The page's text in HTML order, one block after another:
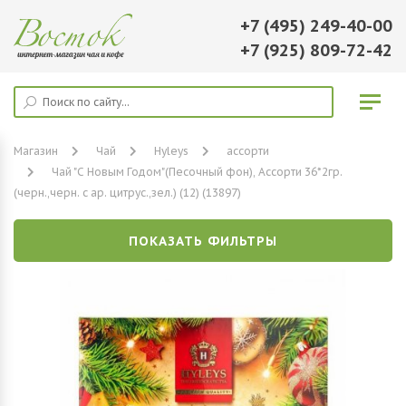
+7 (495) 249-40-00
+7 (925) 809-72-42
Магазин Чай Hyleys
ассорти
Чай "С Новым Годом"(Песочный фон), Ассорти 36*2гр.
(черн.,черн. с ар. цитрус.,зел.) (12) (13897)
ПОКАЗАТЬ ФИЛЬТРЫ